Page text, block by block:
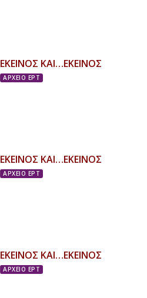
ΕΚΕΙΝΟΣ ΚΑΙ…ΕΚΕΙΝΟΣ
ΑΡΧΕΙΟ ΕΡΤ
ΕΚΕΙΝΟΣ ΚΑΙ…ΕΚΕΙΝΟΣ
ΑΡΧΕΙΟ ΕΡΤ
ΕΚΕΙΝΟΣ ΚΑΙ…ΕΚΕΙΝΟΣ
ΑΡΧΕΙΟ ΕΡΤ